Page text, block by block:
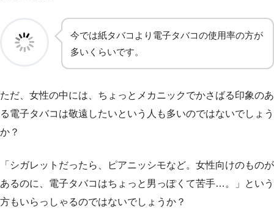
今では紙タバコより電子タバコの使用率の方が
多いくらいです。
ただ、女性の中には、ちょっとメカニックでかさばる印象のあ
る電子タバコは敬遠したいという人も多いのではないでしょう
か？
「シガレットだったら、ピアニッシモなど。女性向けのものが
あるのに、電子タバコはちょっと男っぽくて苦手…。」という
方もいらっしゃるのではないでしょうか？